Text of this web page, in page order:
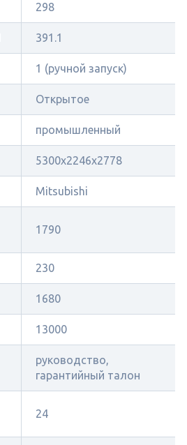
298
391.1
1 (ручной запуск)
Открытое
промышленный
5300х2246х2778
Mitsubishi
1790
230
1680
13000
руководство,
гарантийный талон
24